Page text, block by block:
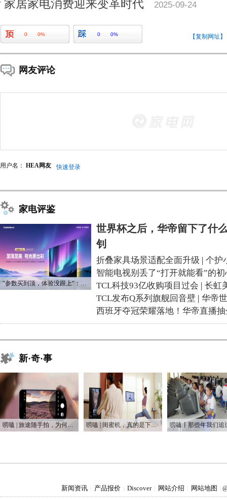
家居家电消费迎来变革时代 2025-09-24
0 0% 0 0% 【复制网址】
网友评论
用户名： HEA网友 快速登录
家电评鉴
“参数买到顶，体验没跟上“：长虹追光Q70S给高端电视打了个样
世界杯之后，华帝留下了什
钊
折叠家具场景适配全面升级 | 个护
智能电视别丢了“打开就能看”的初
TCL科技93亿收购项目过会 | 长虹
TCL发布Q系列旗舰回音壁 | 华帝
西班牙夺冠荣耀落地！华帝直播
新·奇·事
唠嗑 | 旅途随手拍，为何手机是普通人最好的摄影利器 唠嗑 | 闺蜜机，真的是下一个爆款吗？
新闻资讯 产品报价 Discover 网站介绍 网站地图